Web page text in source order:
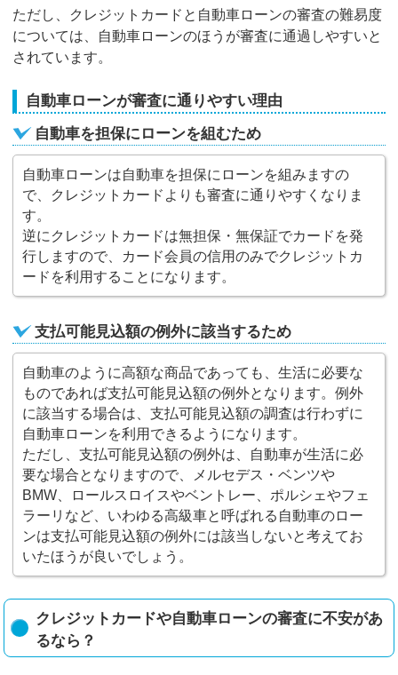
ただし、クレジットカードと自動車ローンの審査の難易度
については、自動車ローンのほうが審査に通過しやすいと
されています。
自動車ローンが審査に通りやすい理由
自動車を担保にローンを組むため
自動車ローンは自動車を担保にローンを組みますの
で、クレジットカードよりも審査に通りやすくなりま
す。
逆にクレジットカードは無担保・無保証でカードを発
行しますので、カード会員の信用のみでクレジットカ
ードを利用することになります。
支払可能見込額の例外に該当するため
自動車のように高額な商品であっても、生活に必要な
ものであれば支払可能見込額の例外となります。例外
に該当する場合は、支払可能見込額の調査は行わずに
自動車ローンを利用できるようになります。
ただし、支払可能見込額の例外は、自動車が生活に必
要な場合となりますので、メルセデス・ベンツや
BMW、ロールスロイスやベントレー、ポルシェやフェ
ラーリなど、いわゆる高級車と呼ばれる自動車のロー
ンは支払可能見込額の例外には該当しないと考えてお
いたほうが良いでしょう。
クレジットカードや自動車ローンの審査に不安があ
るなら？